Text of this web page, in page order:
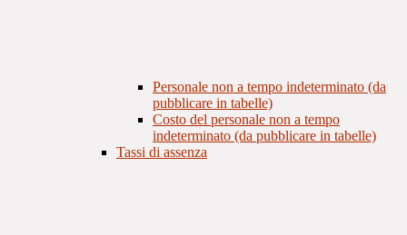
Personale non a tempo indeterminato (da
pubblicare in tabelle)
Costo del personale non a tempo
indeterminato (da pubblicare in tabelle)
Tassi di assenza